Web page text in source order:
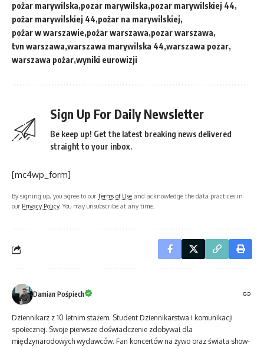
pożar marywilska pozar marywilska pozar marywilskiej 44
pożar marywilskiej 44 pożar na marywilskiej
pożar w warszawie pożar warszawa pozar warszawa
tvn warszawa warszawa marywilska 44 warszawa pozar
warszawa pożar wyniki eurowizji
Sign Up For Daily Newsletter
Be keep up! Get the latest breaking news delivered
straight to your inbox.
[mc4wp_form]
By signing up, you agree to ourTerms of Use and acknowledge the data practices in
our Privacy Policy. You may unsubscribe at any time.
Damian Pośpiech
Dziennikarz z 10 letnim stażem. Student Dziennikarstwa i komunikacji
społecznej. Swoje pierwsze doświadczenie zdobywał dla
międzynarodowych wydawców. Fan koncertów na żywo oraz świata show-